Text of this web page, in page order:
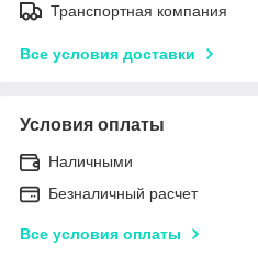
Транспортная компания
Все условия доставки
Условия оплаты
Наличными
Безналичный расчет
Все условия оплаты